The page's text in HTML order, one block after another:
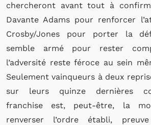
chercheront avant tout à
Davante Adams pour renforcer
Crosby/Jones pour porter la
semble armé pour rester
l’adversité reste féroce au sein
Seulement vainqueurs à deux
sur leurs quinze dernières
franchise est, peut-être, la
renverser l’ordre établi,